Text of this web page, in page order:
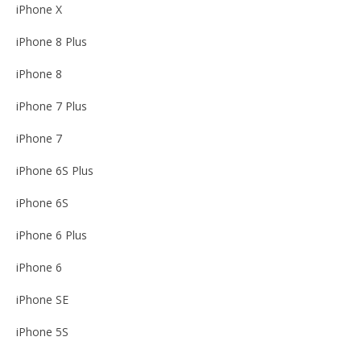
iPhone X
iPhone 8 Plus
iPhone 8
iPhone 7 Plus
iPhone 7
iPhone 6S Plus
iPhone 6S
iPhone 6 Plus
iPhone 6
iPhone SE
iPhone 5S